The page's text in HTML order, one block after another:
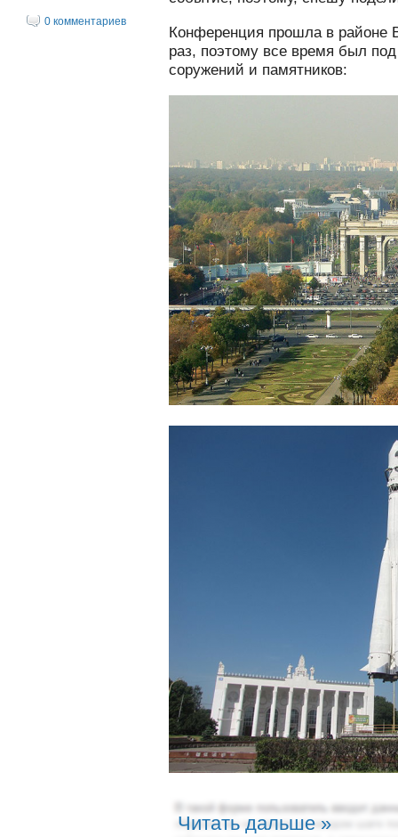
0 комментариев
Конференция прошла в
раз, поэтому все время был
соружений и памятников:
Читать дальше »